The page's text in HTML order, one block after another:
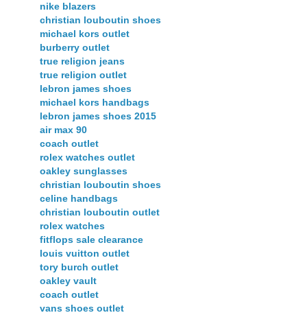
nike blazers
christian louboutin shoes
michael kors outlet
burberry outlet
true religion jeans
true religion outlet
lebron james shoes
michael kors handbags
lebron james shoes 2015
air max 90
coach outlet
rolex watches outlet
oakley sunglasses
christian louboutin shoes
celine handbags
christian louboutin outlet
rolex watches
fitflops sale clearance
louis vuitton outlet
tory burch outlet
oakley vault
coach outlet
vans shoes outlet